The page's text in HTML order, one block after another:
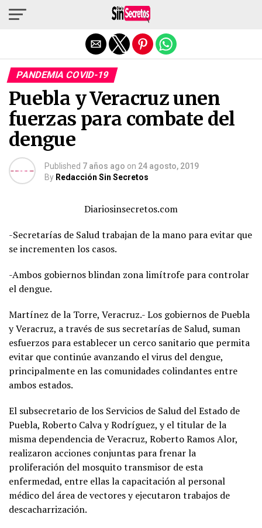
PANDEMIA COVID-19
Puebla y Veracruz unen
fuerzas para combate del
dengue
Published 7 años ago on 24 agosto, 2019
By Redacción Sin Secretos
Diariosinsecretos.com
-Secretarías de Salud trabajan de la mano para evitar que
se incrementen los casos.
-Ambos gobiernos blindan zona limítrofe para controlar
el dengue.
Martínez de la Torre, Veracruz.- Los gobiernos de Puebla
y Veracruz, a través de sus secretarías de Salud, suman
esfuerzos para establecer un cerco sanitario que permita
evitar que continúe avanzando el virus del dengue,
principalmente en las comunidades colindantes entre
ambos estados.
El subsecretario de los Servicios de Salud del Estado de
Puebla, Roberto Calva y Rodríguez, y el titular de la
misma dependencia de Veracruz, Roberto Ramos Alor,
realizaron acciones conjuntas para frenar la
proliferación del mosquito transmisor de esta
enfermedad, entre ellas la capacitación al personal
médico del área de vectores y ejecutaron trabajos de
descacharrización.
Salir de la versión móvil